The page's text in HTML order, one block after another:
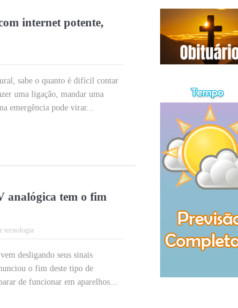
internet potente,
sabe o quanto é difícil contar
uma ligação, mandar uma
emergência pode virar...
analógica tem o fim
tecnologia
desligando seus sinais
o fim deste tipo de
de funcionar em aparelhos...